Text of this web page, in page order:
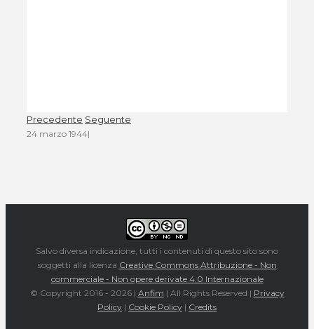
Precedente Seguente
24 marzo 1944|
Salvo diversa indicazione, tutti i contenuti di questo sito sono
soggetti alla licenza Creative Commons Attribuzione - Non
commerciale - Non opere derivate 4.0 Internazionale
© Copyright 2016 - 2026 | Anfim | All Rights Reserved | Privacy
Policy | Cookie Policy | Credits